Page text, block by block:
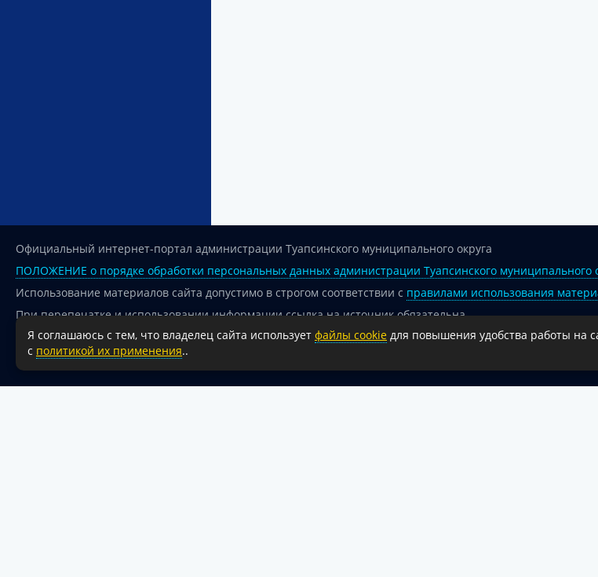
Официальный интернет-портал администрации Туапсинского муниципального округа
ПОЛОЖЕНИЕ о порядке обработки персональных данных администрации Туапсинского муниципального
Использование материалов сайта допустимо в строгом соответствии с правилами использования
При перепечатке и использовании информации ссылка на источник обязательна.
Для сайтов и страниц сети Интернет обязательна активная гиперссылка на официальный интернет-
18+
Я соглашаюсь с тем, что владелец сайта использует файлы cookie для повышения удобства работы на
с политикой их применения..